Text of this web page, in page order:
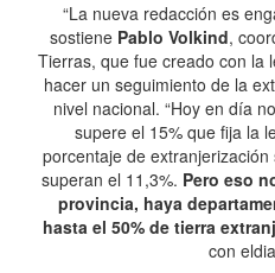
“La nueva redacción es
sostiene Pablo Volkind,
Tierras, que fue creado con la
hacer un seguimiento de la
nivel nacional. “Hoy en día
supere el 15% que fija la
porcentaje de
superan el 11,3%. Pero eso
provincia, haya
hasta el 50% de tierra
con